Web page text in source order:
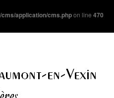
application/cms.phpon line 470